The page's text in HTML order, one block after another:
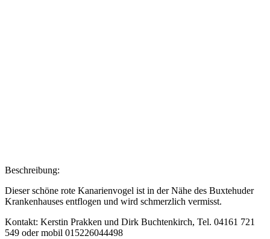
Beschreibung:
Dieser schöne rote Kanarienvogel ist in der Nähe des Buxtehuder
Krankenhauses entflogen und wird schmerzlich vermisst.
Kontakt: Kerstin Prakken und Dirk Buchtenkirch, Tel. 04161 721
549 oder mobil 015226044498